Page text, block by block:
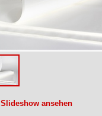
Slideshow ansehen